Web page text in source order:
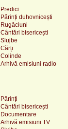
Predici
Părinți duhovnicești
Rugăciuni
Cântări bisericești
Slujbe
Cărți
Colinde
Arhivă emisiuni radio
Părinți
Cântări bisericești
Documentare
Arhivă emisiuni TV